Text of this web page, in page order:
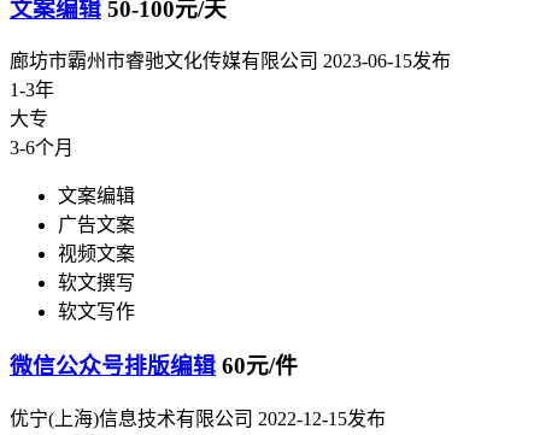
文案编辑 50-100元/天
廊坊市霸州市睿驰文化传媒有限公司 2023-06-15发布
1-3年
大专
3-6个月
文案编辑
广告文案
视频文案
软文撰写
软文写作
微信公众号排版编辑 60元/件
优宁(上海)信息技术有限公司 2022-12-15发布